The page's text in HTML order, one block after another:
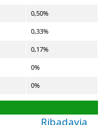
0,50%
0,33%
0,17%
0%
0%
Ribadavia